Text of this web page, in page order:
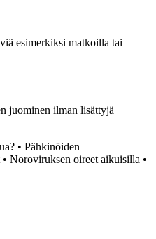
esimerkiksi matkoilla tai
juominen ilman lisättyjä
• Pähkinöiden
• Noroviruksen oireet aikuisilla •